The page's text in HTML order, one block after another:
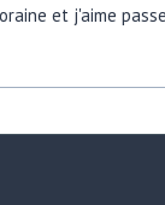
et j'aime